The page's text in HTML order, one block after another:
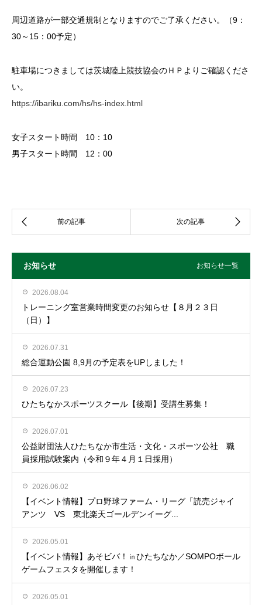
周辺道路が一部交通規制となりますのでご了承ください。（9：
30～15：00予定）
駐車場につきましては茨城陸上競技協会のＨＰよりご確認くださ
い。
https://ibariku.com/hs/hs-index.html
女子スタート時間 10：10
男子スタート時間 12：00
お知らせ お知らせ一覧
2026.08.04
トレーニング室営業時間変更のお知らせ【８月２３日
（日）】
2026.07.31
総合運動公園 8,9月の予定表をUPしました！
2026.07.23
ひたちなかスポーツスクール【後期】受講生募集！
2026.07.01
公益財団法人ひたちなか市生活・文化・スポーツ公社 職
員採用試験案内（令和９年４月１日採用）
2026.06.02
【イベント情報】プロ野球ファーム・リーグ「読売ジャイ
アンツ VS 東北楽天ゴールデンイーグ...
2026.05.01
【イベント情報】あそビバ！㏌ひたちなか／SOMPOボール
ゲームフェスタを開催します！
2026.05.01